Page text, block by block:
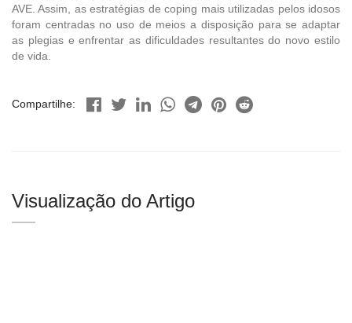
AVE. Assim, as estratégias de coping mais utilizadas pelos idosos
foram centradas no uso de meios a disposição para se adaptar
as plegias e enfrentar as dificuldades resultantes do novo estilo
de vida.
Compartilhe:
Visualização do Artigo